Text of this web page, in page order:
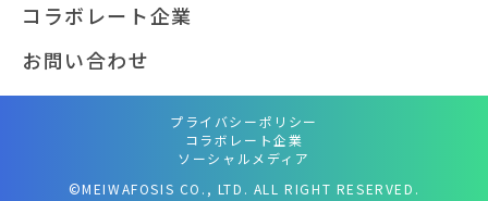
コラボレート企業
お問い合わせ
プライバシーポリシー
コラボレート企業
ソーシャルメディア
©MEIWAFOSIS CO., LTD. ALL RIGHT RESERVED.